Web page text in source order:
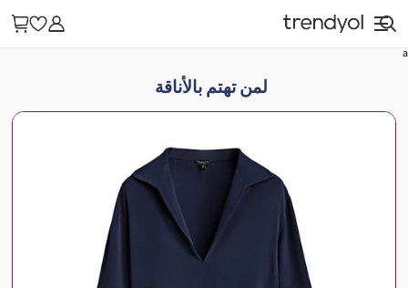
a
لمن تهتم بالأناقة